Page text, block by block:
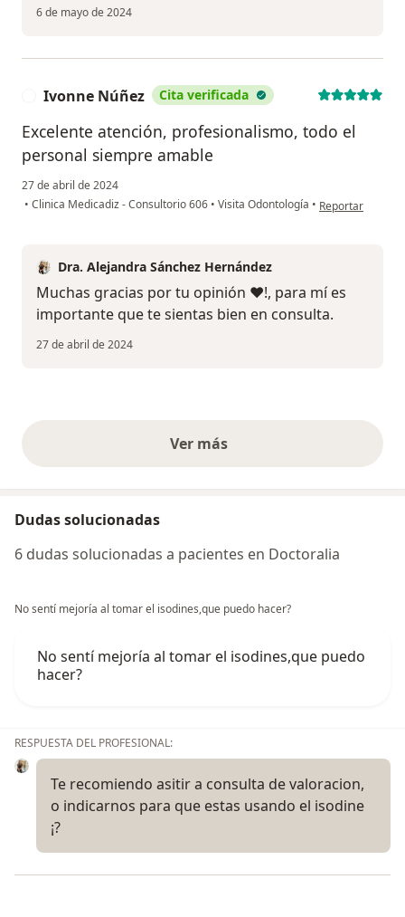
6 de mayo de 2024
Ivonne Núñez Cita verificada
Excelente atención, profesionalismo, todo el
personal siempre amable
27 de abril de 2024
• Clinica Medicadiz - Consultorio 606 • Visita Odontología • en opinión del
Reportar
Dra. Alejandra Sánchez Hernández
Muchas gracias por tu opinión ❤️!, para mí es
importante que te sientas bien en consulta.
27 de abril de 2024
Ver másopiniones anteriores
Dudas solucionadas
6 dudas solucionadas a pacientes en Doctoralia
No sentí mejoría al tomar el isodines,que puedo hacer?
No sentí mejoría al tomar el isodines,que puedo
hacer?
RESPUESTA DEL PROFESIONAL:
Te recomiendo asitir a consulta de valoracion,
o indicarnos para que estas usando el isodine
¡?